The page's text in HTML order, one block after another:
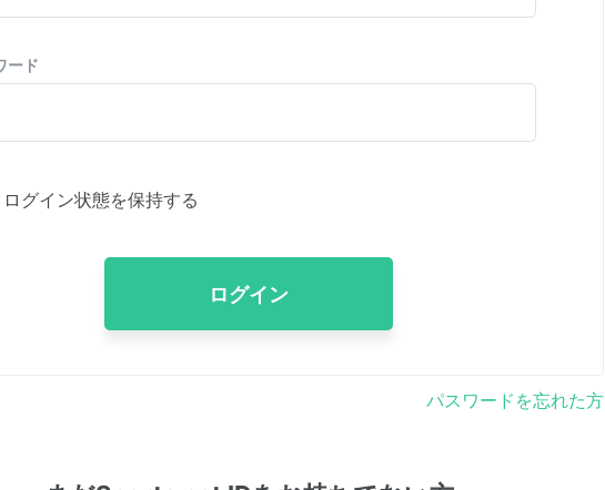
ード
ログイン状態を保持する
ログイン
パスワードを忘れた方